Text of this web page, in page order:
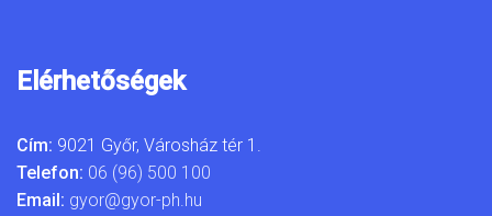
Elérhetőségek
Cím: 9021 Győr, Városház tér 1.
Telefon: 06 (96) 500 100
Email: gyor@gyor-ph.hu